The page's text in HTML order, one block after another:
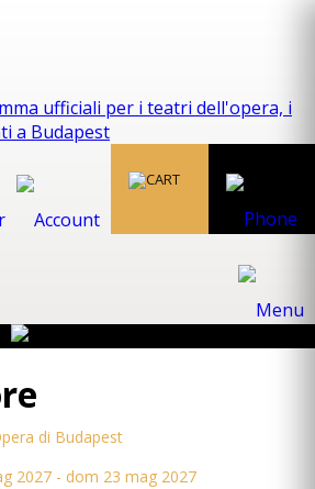
di Budapest
2027 - dom 23 mag 2027